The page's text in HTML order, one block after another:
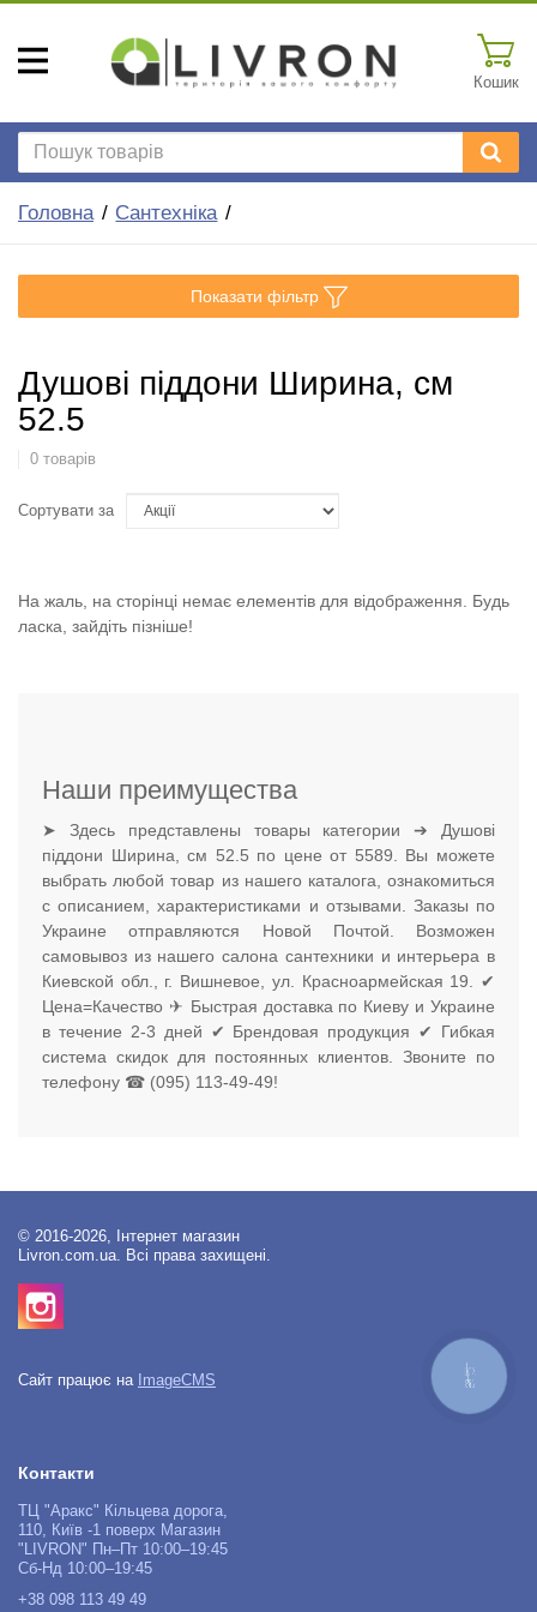
Кошик
Головна Сантехніка
Показати фільтр
Душові піддони Ширина, см
52.5
0 товарів
Сортувати за
На жаль, на сторінці немає елементів для відображення. Будь
ласка, зайдіть пізніше!
Наши преимущества
➤ Здесь представлены товары категории ➔ Душові
піддони Ширина, см 52.5 по цене от 5589. Вы можете
выбрать любой товар из нашего каталога, ознакомиться
с описанием, характеристиками и отзывами. Заказы по
Украине отправляются Новой Почтой. Возможен
самовывоз из нашего салона сантехники и интерьера в
Киевской обл., г. Вишневое, ул. Красноармейская 19. ✔
Цена=Качество ✈ Быстрая доставка по Киеву и Украине
в течение 2-3 дней ✔ Брендовая продукция ✔ Гибкая
система скидок для постоянных клиентов. Звоните по
телефону ☎ (095) 113-49-49!
© 2016-2026, Інтернет магазин
Livron.com.ua. Всі права захищені.
Сайт працює на ImageCMS
Контакти
ТЦ "Аракс" Кільцева дорога,
110, Київ -1 поверх Магазин
"LIVRON" Пн–Пт 10:00–19:45
Сб-Нд 10:00–19:45
+38 098 113 49 49
КНОПКА
ЗВ'ЯЗКУ